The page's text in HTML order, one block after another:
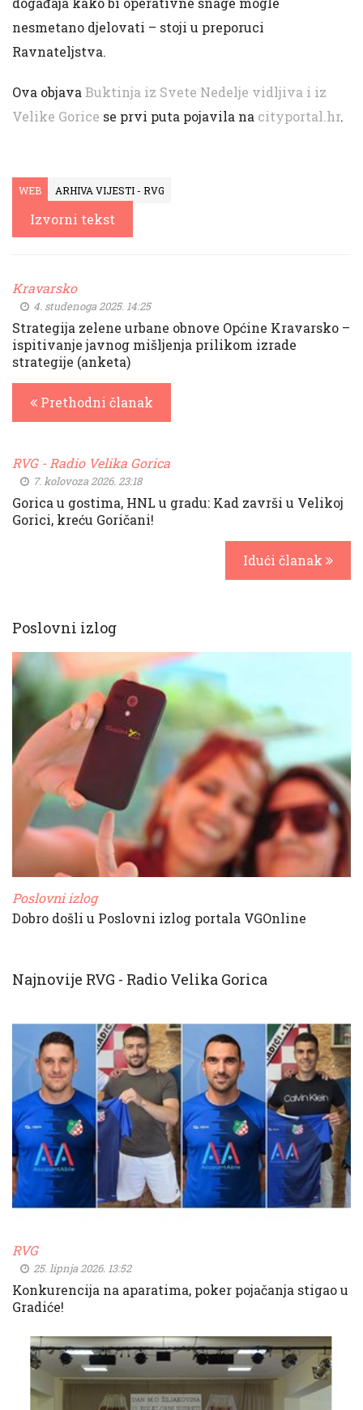
nesmetano djelovati – stoji u preporuci
Ravnateljstva.
Ova objava Buktinja iz Svete Nedelje vidljiva i iz
Velike Gorice se prvi puta pojavila na cityportal.hr.
WEB ARHIVA VIJESTI - RVG
Izvorni tekst
Kravarsko
4. studenoga 2025. 14:25
Strategija zelene urbane obnove Općine Kravarsko –
ispitivanje javnog mišljenja prilikom izrade
strategije (anketa)
Prethodni članak
RVG - Radio Velika Gorica
7. kolovoza 2026. 23:18
Gorica u gostima, HNL u gradu: Kad završi u Velikoj
Gorici, kreću Goričani!
Idući članak
Poslovni izlog
Poslovni izlog
Dobro došli u Poslovni izlog portala VGOnline
Najnovije RVG - Radio Velika Gorica
RVG
25. lipnja 2026. 13:52
Konkurencija na aparatima, poker pojačanja stigao u
Gradiće!